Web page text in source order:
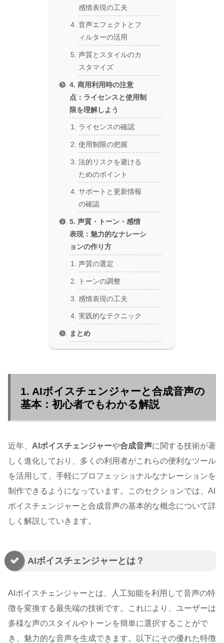
感情表現の工夫
音声エフェクトとフ
ィルターの活用
声質とスタイルのカ
スタマイズ
4. 商用利用時の注意
点：ライセンスと使用制
限を理解しよう
ライセンスの確認
使用制限の把握
法的リスクを避ける
ためのポイント
サポートと更新情報
の確認
5. 声質・トーン・感情
表現：魅力的なナレーシ
ョンの作り方
声質の選定
トーンの調整
感情表現の工夫
実践的なテクニック
まとめ
1. AIボイスチェンジャーと合成音声の
基本：初心者でもわかる解説
近年、 AIボイスチェンジャーや合成音声に関する技術が著
しく進化しており、多くの利用者がこれらの便利なツール
を活用して、手軽にプロフェッショナルなナレーションを
制作できるようになっています。このセクションでは、AI
ボイスチェンジャーと合成音声の基本的な概念について詳
しく解説していきます。
AIボイスチェンジャーとは？
AIボイスチェンジャーとは、人工知能を利用して音声の特
徴を変換する最先端の技術です。これにより、ユーザーは
多様な声のスタイルやトーンを簡単に選択することがで
き、魅力的な音声を生成できます。以下にその優れた特徴